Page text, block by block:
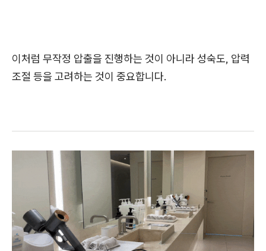
이처럼 무작정 압출을 진행하는 것이 아니라 성숙도, 압력
조절 등을 고려하는 것이 중요합니다.